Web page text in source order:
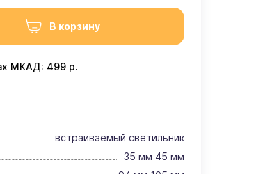
В корзину
МКАД: 499 р.
встраиваемый светильник
35 мм 45 мм